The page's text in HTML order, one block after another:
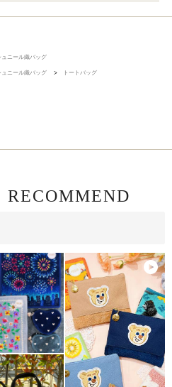
ュニール織バッグ
ュニール織バッグ > トートバッグ